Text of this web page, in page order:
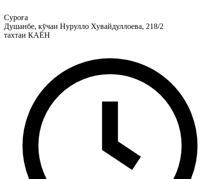
Суроға
Душанбе, кӯчаи Нурулло Хувайдуллоева, 218/2
тахтаи КАЁН